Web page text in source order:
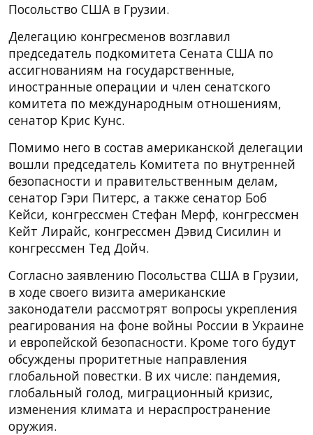
Посольство США в Грузии.
Делегацию конгресменов возглавил
председатель подкомитета Сената США по
ассигнованиям на государственные,
иностранные операции и член сенатского
комитета по международным отношениям,
сенатор Крис Кунс.
Помимо него в состав американской делегации
вошли председатель Комитета по внутренней
безопасности и правительственным делам,
сенатор Гэри Питерс, а также сенатор Боб
Кейси, конгрессмен Стефан Мерф, конгрессмен
Кейт Лирайс, конгрессмен Дэвид Сисилин и
конгрессмен Тед Дойч.
Согласно заявлению Посольства США в Грузии,
в ходе своего визита американские
законодатели рассмотрят вопросы укрепления
реагирования на фоне войны России в Украине
и европейской безопасности. Кроме того будут
обсуждены проритетные направления
глобальной повестки. В их числе: пандемия,
глобальный голод, миграционный кризис,
изменения климата и нераспространение
оружия.